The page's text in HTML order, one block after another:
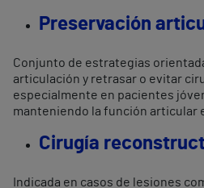
Preservación
Conjunto de estrategias
articulación y retrasar o evitar
especialmente en pacientes
manteniendo la función articular
Cirugía
Indicada en casos de lesiones